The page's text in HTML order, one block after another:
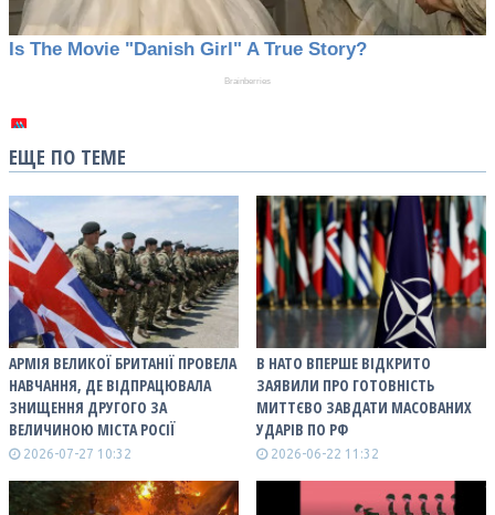
ЕЩЕ ПО ТЕМЕ
АРМІЯ ВЕЛИКОЇ БРИТАНІЇ ПРОВЕЛА
НАВЧАННЯ, ДЕ ВІДПРАЦЮВАЛА
ЗНИЩЕННЯ ДРУГОГО ЗА
ВЕЛИЧИНОЮ МІСТА РОСІЇ
2026-07-27 10:32
В НАТО ВПЕРШЕ ВІДКРИТО
ЗАЯВИЛИ ПРО ГОТОВНІСТЬ
МИТТЄВО ЗАВДАТИ МАСОВАНИХ
УДАРІВ ПО РФ
2026-06-22 11:32